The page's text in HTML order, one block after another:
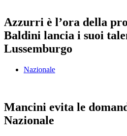
Azzurri è l’ora della
Baldini lancia i suoi
Lussemburgo
Nazionale
Mancini evita le
Nazionale